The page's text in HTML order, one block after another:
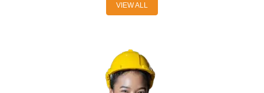
VIEW ALL